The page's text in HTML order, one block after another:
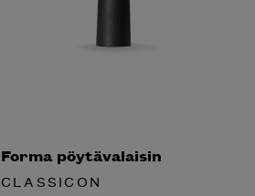
Forma pöytävalaisin
CLASSICON